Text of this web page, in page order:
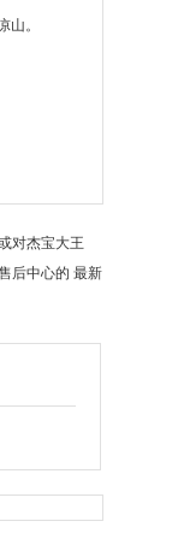
。
对杰宝大王
后中心的 最新